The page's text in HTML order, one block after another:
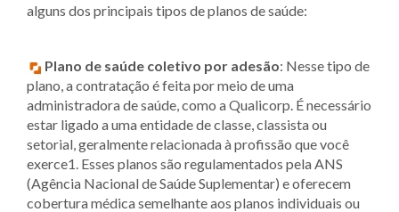
alguns dos principais tipos de planos de saúde:
Plano de saúde coletivo por adesão: Nesse tipo de
plano, a contratação é feita por meio de uma
administradora de saúde, como a Qualicorp. É necessário
estar ligado a uma entidade de classe, classista ou
setorial, geralmente relacionada à profissão que você
exerce1. Esses planos são regulamentados pela ANS
(Agência Nacional de Saúde Suplementar) e oferecem
cobertura médica semelhante aos planos individuais ou